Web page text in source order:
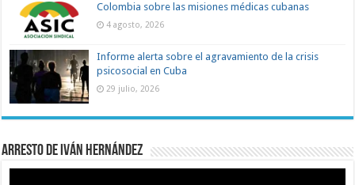
Colombia sobre las misiones médicas cubanas
4 agosto, 2026
Informe alerta sobre el agravamiento de la crisis
psicosocial en Cuba
29 julio, 2026
Arresto de Iván Hernández